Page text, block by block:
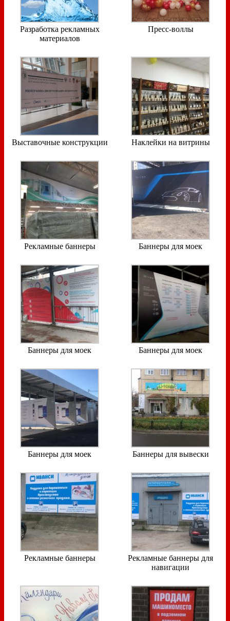
Разработка рекламных
материалов
Пресс-воллы
Выставочные конструкции Наклейки на витрины
Рекламные баннеры Баннеры для моек
Баннеры для моек Баннеры для моек
Баннеры для моек Баннеры для вывески
Рекламные баннеры
Рекламные баннеры для
навигации